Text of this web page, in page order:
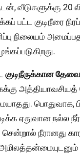
வீடுகளுக்கு 20
பட்ட குடிநீரை
நிலையம்
குடிநீருக்கான
பொதுவாக,
ஏதுவான நல்ல
நீரானது